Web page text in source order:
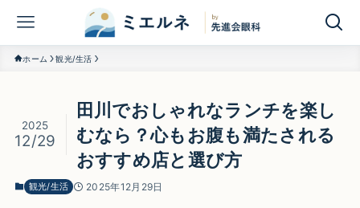
ホーム 観光/生活
田川でおしゃれなランチを楽し
むなら？心もお腹も満たされる
おすすめ店と選び方
2025
12/29
観光/生活 2025年12月29日